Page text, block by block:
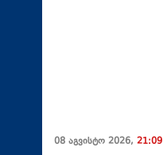
08 აგვისტო 2026, 21:09